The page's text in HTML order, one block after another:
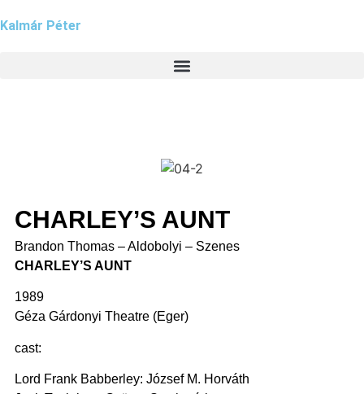
Kalmár Péter
CHARLEY’S AUNT
Brandon Thomas – Aldobolyi – Szenes
CHARLEY’S AUNT
1989
Géza Gárdonyi Theatre (Eger)
cast:
Lord Frank Babberley: József M. Horváth